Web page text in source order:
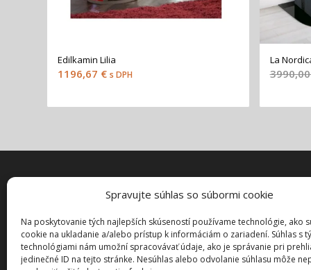
Spravujte súhlas so súbormi cookie
Na poskytovanie tých najlepších skúseností používame technológie, ako
cookie na ukladanie a/alebo prístup k informáciám o zariadení. Súhlas s
technológiami nám umožní spracovávať údaje, ako je správanie pri
jedinečné ID na tejto stránke. Nesúhlas alebo odvolanie súhlasu môže
Edilkamin Lilia
1196,67 € s DPH
La
My
Checkout
Cart